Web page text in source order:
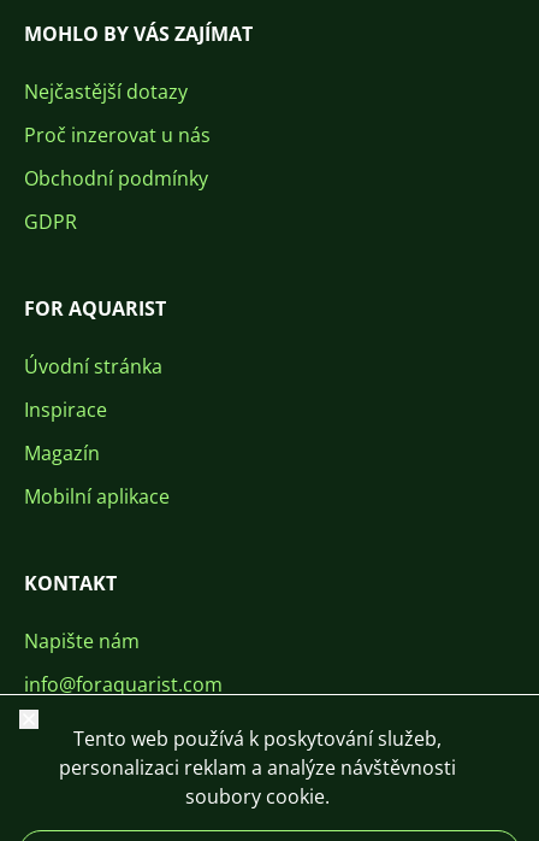
MOHLO BY VÁS ZAJÍMAT
Nejčastější dotazy
Proč inzerovat u nás
Obchodní podmínky
GDPR
FOR AQUARIST
Úvodní stránka
Inspirace
Magazín
Mobilní aplikace
KONTAKT
Napište nám
info@foraquarist.com
+420 603 449 602
Zavřít
Tento web používá k poskytování služeb,
personalizaci reklam a analýze návštěvnosti
soubory cookie.